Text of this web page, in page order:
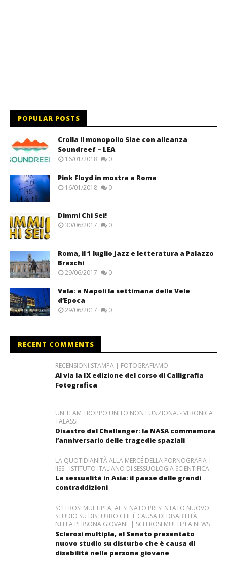
POPULAR POSTS
Crolla il monopolio Siae con alleanza
Soundreef – LEA
16/01/2018 0
Pink Floyd in mostra a Roma
16/01/2018 0
Dimmi Chi Sei!
30/06/2017 0
Roma, il 1 luglio Jazz e letteratura a Palazzo
Braschi
29/06/2017 0
Vela: a Napoli la settimana delle Vele
d’Epoca
29/06/2017 0
RECENT COMMENTS
RECENSIONI STAMPA | FOTOGRAFIAMO
Al via la IX edizione del corso di Calligrafia
Fotografica
UN TEAM TROPPO UNITO NON FUNZIONA. - VERONICA
TALASSI
Disastro del Challenger: la NASA commemora
l’anniversario delle tragedie spaziali
LA QUOTIDIANITÀ ALLA MERCÉ DELLA PORNOGRAFIA |
IISS - ISTITUTO ITALIANO DI SESSUOLOGIA SCIENTIFICA
La sessualità in Asia: il paese delle grandi
contraddizioni
SCLEROSI MULTIPLA, AL SENATO PRESENTATO NUOVO
STUDIO SU DISTURBO CHE È CAUSA DI DISABILITÀ
NELLA PERSONA GIOVANE | SCLEROSI MULTIPLA NEWS
Sclerosi multipla, al Senato presentato
nuovo studio su disturbo che è causa di
disabilità nella persona giovane